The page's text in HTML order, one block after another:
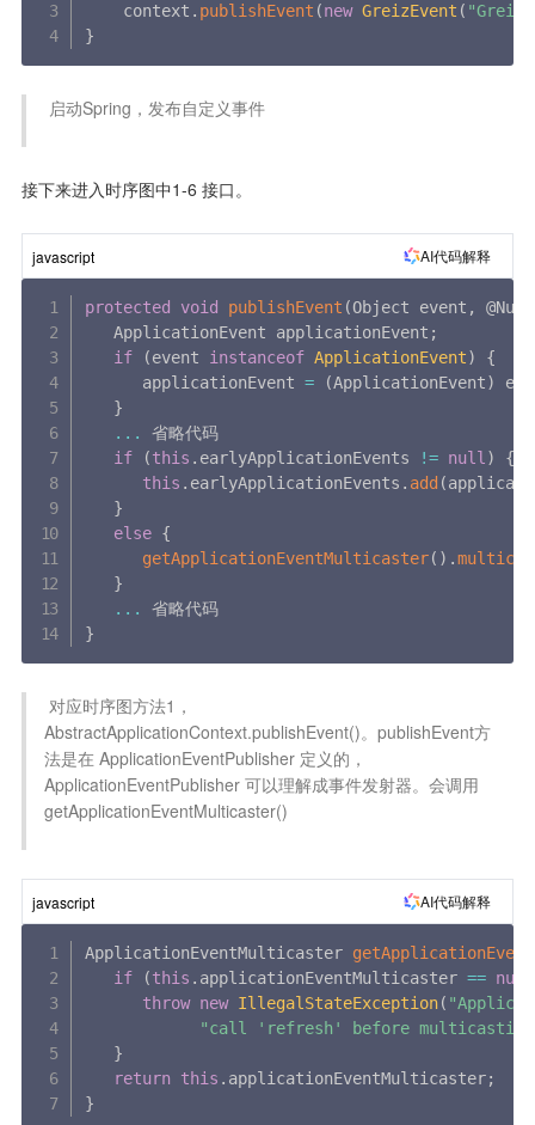
    context
. publishEvent (new GreizEvent ( "Greiz"
}
接下来进入时序图中1-6 接口。
javascript AI代码解释
protected void publishEvent (Object event ,
   ApplicationEvent applicationEvent
;
if
(event instanceof ApplicationEvent)
{
      applicationEvent
= (ApplicationEvent)
}
...
省略代码
if
(this . earlyApplicationEvents != null )
{
this . earlyApplicationEvents . add (
}
else {
getApplicationEventMulticaster( ) .
}
...
}
AbstractApplicationContext.publishEvent()。publishEvent方
法是在 ApplicationEventPublisher 定义的，
ApplicationEventPublisher 可以理解成事件发射器。会调用
getApplicationEventMulticaster()
javascript AI代码解释
ApplicationEventMulticaster
if
(this . applicationEventMulticaster == null
throw new IllegalStateException(
"call 'refresh' before
}
return this . applicationEventMulticaster;
}